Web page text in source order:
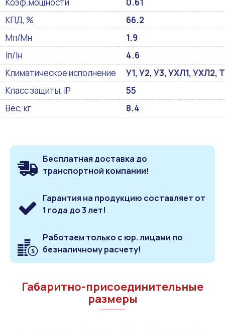
Коэф.мощности
0.61
КПД, %
66.2
Мп/Мн
1.9
Iп/Iн
4.6
Климатическое исполнение
У1, У2, У3, УХЛ1, УХЛ2,
Класс защиты, IP
55
Вес, кг
8.4
Бесплатная доставка до
транспортной компании!
Гарантия на продукцию составляет от
1 года до 3 лет!
Работаем только с юр. лицами по
безналичному расчету!
Габаритно-присоединительные
размеры